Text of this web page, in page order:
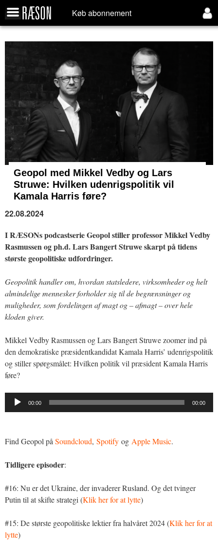
Køb abonnement
Geopol med Mikkel Vedby og Lars
Struwe: Hvilken udenrigspolitik vil
Kamala Harris føre?
22.08.2024
I RÆSONs podcastserie Geopol stiller professor Mikkel Vedby
Rasmussen og ph.d. Lars Bangert Struwe skarpt på tidens
største geopolitiske udfordringer.
Geopolitik handler om, hvordan statsledere, virksomheder og helt
almindelige mennesker forholder sig til de begrænsninger og
muligheder, som fordelingen af magt og – afmagt – over hele
kloden giver.
Mikkel Vedby Rasmussen og Lars Bangert Struwe zoomer ind på
den demokratiske præsidentkandidat Kamala Harris’ udenrigspolitik
og stiller spørgsmålet: Hvilken politik vil præsident Kamala Harris
føre?
Lydafspiller00:00 00:00
Find Geopol på Soundcloud, Spotify og Apple Music.
Tidligere episoder:
#16: Nu er det Ukraine, der invaderer Rusland. Og det tvinger
Putin til at skifte strategi (Klik her for at lytte)
#15: De største geopolitiske lektier fra halvåret 2024 (Klik her for at
lytte)